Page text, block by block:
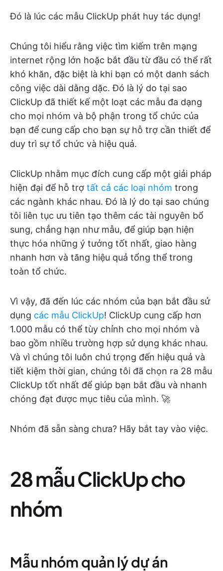
Đó là lúc các mẫu ClickUp phát huy tác dụng!
Chúng tôi hiểu rằng việc tìm kiếm trên mạng
internet rộng lớn hoặc bắt đầu từ đầu có thể rất
khó khăn, đặc biệt là khi bạn có một danh sách
công việc dài dằng dặc. Đó là lý do tại sao
ClickUp đã thiết kế một loạt các mẫu đa dạng
cho mọi nhóm và bộ phận trong tổ chức của
bạn để cung cấp cho bạn sự hỗ trợ cần thiết để
duy trì sự tổ chức và hiệu quả.
ClickUp nhằm mục đích cung cấp một giải pháp
hiện đại để hỗ trợ tất cả các loại nhóm trong
các ngành khác nhau. Đó là lý do tại sao chúng
tôi liên tục ưu tiên tạo thêm các tài nguyên bổ
sung, chẳng hạn như mẫu, để giúp bạn hiện
thực hóa những ý tưởng tốt nhất, giao hàng
nhanh hơn và tăng hiệu quả tổng thể trong
toàn tổ chức.
Vì vậy, đã đến lúc các nhóm của bạn bắt đầu sử
dụng các mẫu ClickUp! ClickUp cung cấp hơn
1.000 mẫu có thể tùy chỉnh cho mọi nhóm và
bao gồm nhiều trường hợp sử dụng khác nhau.
Và vì chúng tôi luôn chú trọng đến hiệu quả và
tiết kiệm thời gian, chúng tôi đã chọn ra 28 mẫu
ClickUp tốt nhất để giúp bạn bắt đầu và nhanh
chóng đạt được mục tiêu của mình. 🚀
Nhóm đã sẵn sàng chưa? Hãy bắt tay vào việc.
28 mẫu ClickUp cho
nhóm
Mẫu nhóm quản lý dự án